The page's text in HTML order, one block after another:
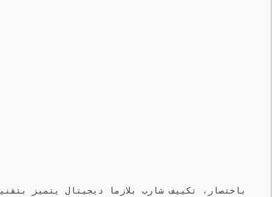
باختصار، تكييف شارب بلازما ديجيتال يتميز